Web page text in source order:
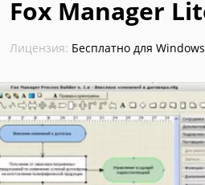
Fox Manager
Лицензия: Бесплатно для Windows